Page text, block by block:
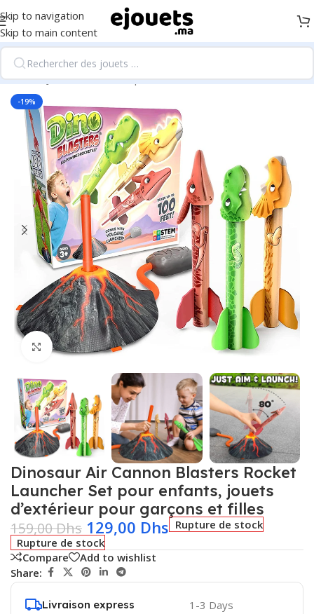
Skip to navigation
Skip to main content
Accueil/Jeux d'extérieur, sport et loisirs
-19%
Click to enlarge
Dinosaur Air Cannon Blasters Rocket
Launcher Set pour enfants, jouets
d’extérieur pour garçons et filles
159,00Dhs 129,00 Dhs Rupture de stock
Rupture de stock
Compare
Add to wishlist
Share:
Livraison express
1-3 Days